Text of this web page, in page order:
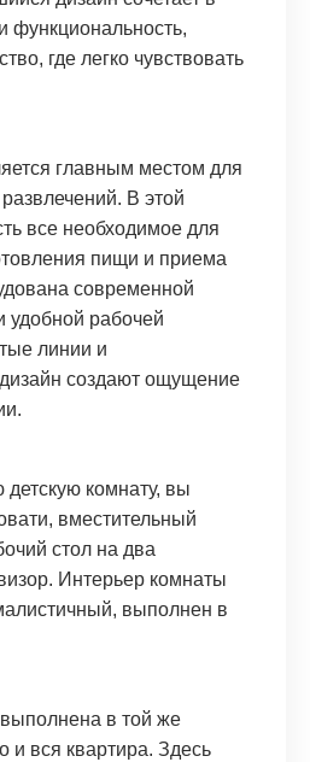
функциональность,
где легко чувствовать
главным местом для
В этой
все необходимое для
пищи и приема
современной
удобной рабочей
линии и
создают ощущение
комнату, вы
вместительный
стол на два
Интерьер комнаты
выполнен в
в той же
и вся квартира. Здесь